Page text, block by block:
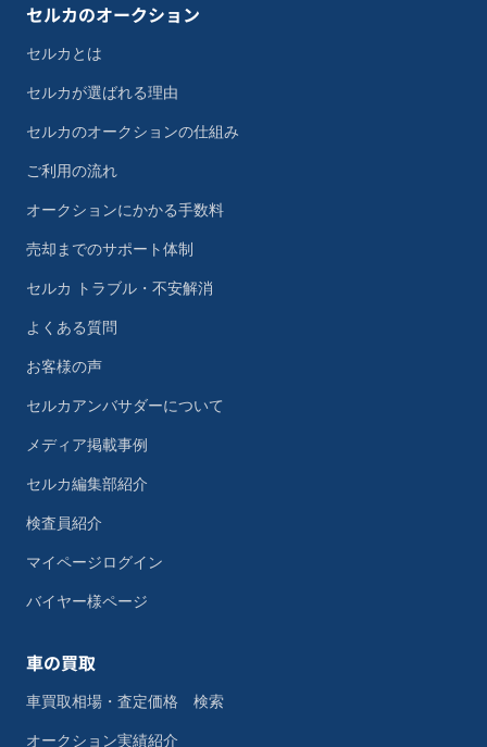
セルカのオークション
セルカとは
セルカが選ばれる理由
セルカのオークションの仕組み
ご利用の流れ
オークションにかかる手数料
売却までのサポート体制
セルカ トラブル・不安解消
よくある質問
お客様の声
セルカアンバサダーについて
メディア掲載事例
セルカ編集部紹介
検査員紹介
マイページログイン
バイヤー様ページ
車の買取
車買取相場・査定価格 検索
オークション実績紹介